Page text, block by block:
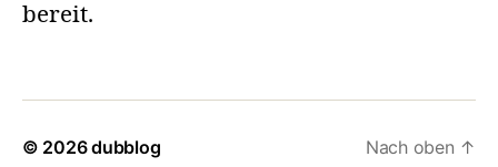
bereit.
© 2026dubblog Nach oben ↑